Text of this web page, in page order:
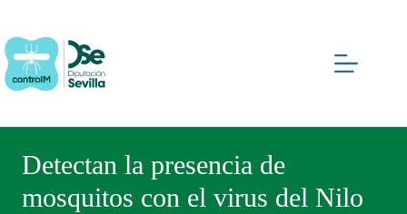
contenido
Detectan la presencia de
mosquitos con el virus del Nilo